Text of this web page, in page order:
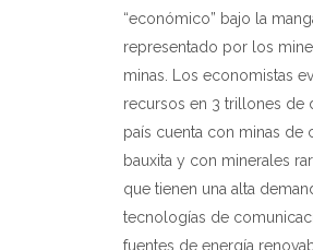
“económico” bajo la
representado por los
minas. Los economistas
recursos en 3 trillones de
país cuenta con minas de
bauxita y con minerales
que tienen una alta
tecnologías de
fuentes de energía